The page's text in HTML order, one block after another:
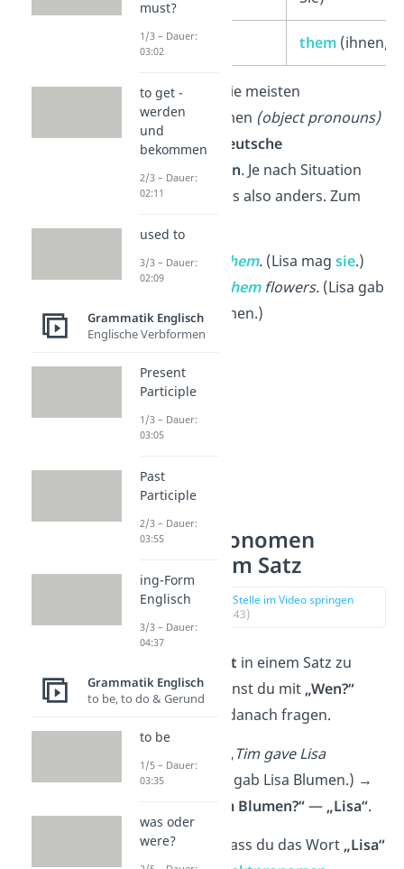
they (sie) them(ihnen/
Wichtig:
Für die meisten
Objektpronomen (object pronouns)
gibt eszwei deutsche
Übersetzungen. Je nach Situation
übersetzt du es also anders. Zum
Lisa likes
them.(Lisa mag sie.)
Lisa gave
themflowers.(Lisa gab
ihnenBlumen.)
Objektpronomen
Englisch im Satz
zur Stelle im Video springen
(01:43)
Objekt in einem Satz zu
erkennen, kannst du mit „Wen?“
danach fragen.
Zum Beispiel: „Tim gave Lisa
flowers.“
(Tim gab Lisa Blumen.) →
„Wem gab Tim Blumen?“— „Lisa“.
So weißt du, dass du das Wort „Lisa“
must?
1/3 – Dauer:
03:02
to get -
werden
und
bekommen
2/3 – Dauer:
02:11
used to
3/3 – Dauer:
02:09
Grammatik Englisch
Englische Verbformen
Present
Participle
1/3 – Dauer:
03:05
Past
Participle
2/3 – Dauer:
03:55
ing-Form
Englisch
3/3 – Dauer:
04:37
Grammatik Englisch
to be, to do & Gerund
to be
1/5 – Dauer:
03:35
was oder
were?